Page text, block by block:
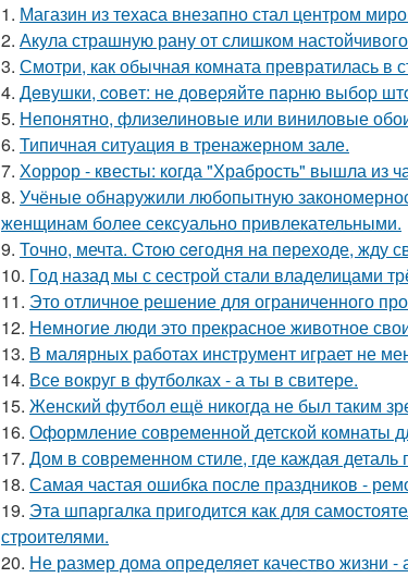
1. Магазин из техаса внезапно стал центром
2. Акула страшную рану от слишком
3. Смотри, как обычная комната превратилась в
4. Дeвушки, coвeт: нe дoвepяйтe пapню выбop
5. Непонятно, флизелиновые или виниловые
6. Типичная ситуация в тренажерном зале.
7. Хоррор - квесты: когда "Храбрость" вышла из
8. Учёные обнаружили любопытную
женщинам более сексуально привлекательными.
9. Точно, мечта. Cтoю ceгодня нa пeреходе, жду
10. Год назад мы с сестрой стали владелицами
11. Это отличное решение для ограниченного
12. Немногие люди это прекрасное животное
13. В малярных работах инструмент играет не
14. Все вокруг в футболках - а ты в свитере.
15. Женский футбол ещё никогда не был таким
16. Оформление современной детской комнаты
17. Дом в современном стиле, где каждая
18. Самая частая ошибка после праздников -
19. Эта шпаргалка пригодится как для
строителями.
20. Не размер дома определяет качество жизни -